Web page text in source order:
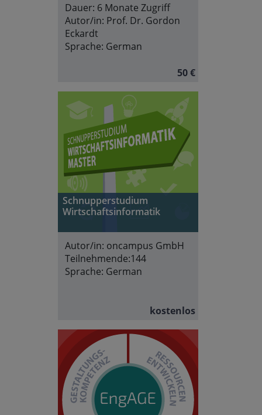
Dauer: 6 Monate Zugriff
Autor/in: Prof. Dr. Gordon
Eckardt
Sprache: German
50 €
Schnupperstudium
Wirtschaftsinformatik
Autor/in: oncampus GmbH
Teilnehmende:144
Sprache: German
kostenlos